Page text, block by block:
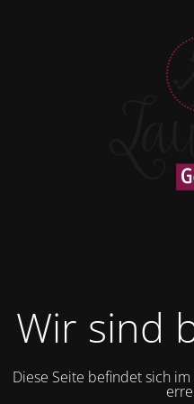
Wir sind
Diese Seite befindet sich